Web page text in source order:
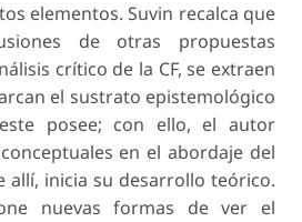
elementos. Suvin recalca que
de otras propuestas
crítico de la CF, se extraen
el sustrato epistemológico
posee; con ello, el autor
en el abordaje del
allí, inicia su desarrollo teórico.
nuevas formas de ver el